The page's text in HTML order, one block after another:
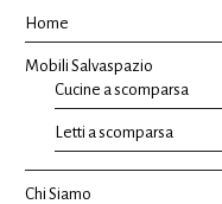
Home
Mobili Salvaspazio
Cucine a scomparsa
Letti a scomparsa
Chi Siamo